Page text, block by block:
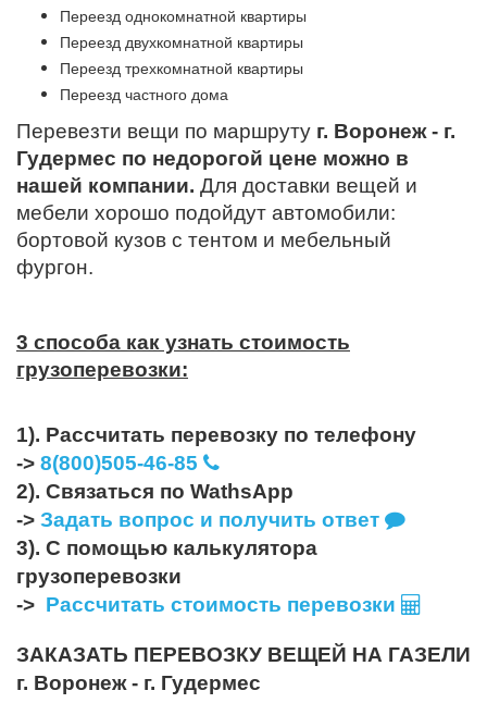
Переезд однокомнатной квартиры
Переезд двухкомнатной квартиры
Переезд трехкомнатной квартиры
Переезд частного дома
Перевезти вещи по маршруту г. Воронеж - г.
Гудермес по недорогой цене можно в
нашей компании. Для доставки вещей и
мебели хорошо подойдут автомобили:
бортовой кузов с тентом и мебельный
фургон.
3 способа как узнать стоимость
грузоперевозки:
1). Рассчитать перевозку по телефону
-> 8(800)505-46-85
2). Связаться по WathsApp
-> Задать вопрос и получить ответ
3). С помощью калькулятора
грузоперевозки
-> Рассчитать стоимость перевозки
ЗАКАЗАТЬ ПЕРЕВОЗКУ ВЕЩЕЙ НА ГАЗЕЛИ
г. Воронеж - г. Гудермес